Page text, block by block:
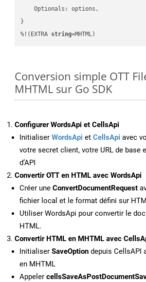
    Optionals: options,
}
%!(EXTRA string=MHTML)
Conversion simple OTT
MHTML sur Go SDK
Configurer WordsApi et CellsApi
Initialiser WordsApi et CellsApi avec
votre secret client, votre URL de base
d’API
Convertir OTT en HTML avec WordsApi
Créer une ConvertDocumentRequest
fichier local et le format défini sur
Utiliser WordsApi pour convertir le
HTML.
Convertir HTML en MHTML avec
Initialiser SaveOption depuis CellsAPI
en MHTML
Appeler